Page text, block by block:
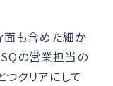
面も含めた細か
の営業担当の
クリアにして